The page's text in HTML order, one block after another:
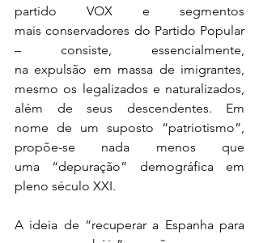
partido VOX e segmentos
mais conservadores do Partido Popular
– consiste, essencialmente,
na expulsão em massa de imigrantes,
mesmo os legalizados e naturalizados,
além de seus descendentes. Em
nome de um suposto “patriotismo”,
propõe-se nada menos que
uma “depuração” demográfica em
pleno século XXI.
A ideia de “recuperar a Espanha para